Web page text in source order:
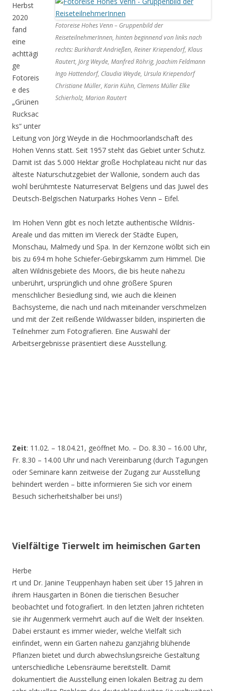
Fotoreise Hohes Venn – Gruppenbild der
ReiseteilnehmerInnen, hinten beginnend von links nach
rechts: Burkhardt Andrießen, Reiner Kriependorf, Klaus
Rautert, Jörg Weyde, Manfred Röhrig, Joachim Feldmann
Ingo Hattendorf, Claudia Weyde, Ursula Kriependorf
Christiane Müller, Karin Kühn, Clemens Müller Elke
Schierholz, Marion Rautert
Herbst
2020
fand
eine
achttägi
ge
Fotoreis
e des
„Grünen
Rucksac
ks“ unter
Leitung von Jörg Weyde in die Hochmoorlandschaft des
Hohen Venns statt. Seit 1957 steht das Gebiet unter Schutz.
Damit ist das 5.000 Hektar große Hochplateau nicht nur das
älteste Naturschutzgebiet der Wallonie, sondern auch das
wohl berühmteste Naturreservat Belgiens und das Juwel des
Deutsch-Belgischen Naturparks Hohes Venn – Eifel.
Im Hohen Venn gibt es noch letzte authentische Wildnis-
Areale und das mitten im Viereck der Städte Eupen,
Monschau, Malmedy und Spa. In der Kernzone wölbt sich ein
bis zu 694 m hohe Schiefer-Gebirgskamm zum Himmel. Die
alten Wildnisgebiete des Moors, die bis heute nahezu
unberührt, ursprünglich und ohne größere Spuren
menschlicher Besiedlung sind, wie auch die kleinen
Bachsysteme, die nach und nach miteinander verschmelzen
und mit der Zeit reißende Wildwasser bilden, inspirierten die
Teilnehmer zum Fotografieren. Eine Auswahl der
Arbeitsergebnisse präsentiert diese Ausstellung.
Zeit: 11.02. – 18.04.21, geöffnet Mo. – Do. 8.30 – 16.00 Uhr,
Fr. 8.30 – 14.00 Uhr und nach Vereinbarung (durch Tagungen
oder Seminare kann zeitweise der Zugang zur Ausstellung
behindert werden – bitte informieren Sie sich vor einem
Besuch sicherheitshalber bei uns!)
Vielfältige Tierwelt im heimischen Garten
Herbe
rt und Dr. Janine Teuppenhayn haben seit über 15 Jahren in
ihrem Hausgarten in Bönen die tierischen Besucher
beobachtet und fotografiert. In den letzten Jahren richteten
sie ihr Augenmerk vermehrt auch auf die Welt der Insekten.
Dabei erstaunt es immer wieder, welche Vielfalt sich
einfindet, wenn ein Garten nahezu ganzjährig blühende
Pflanzen bietet und durch abwechslungsreiche Gestaltung
unterschiedliche Lebensräume bereitstellt. Damit
dokumentiert die Ausstellung einen lokalen Beitrag zu dem